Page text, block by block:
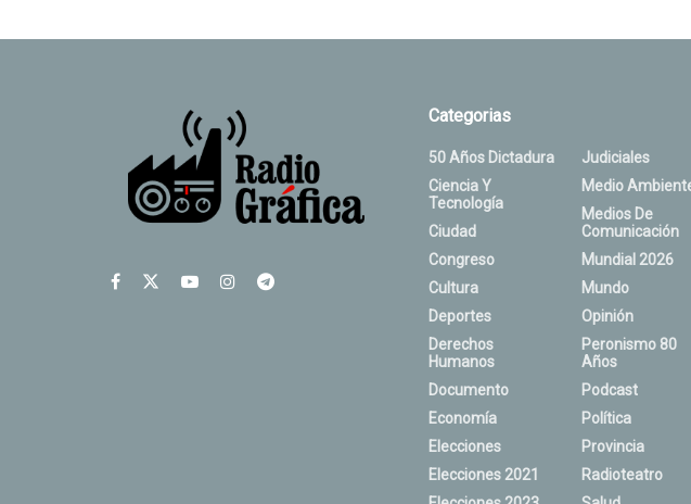
Categorias
50 Años Dictadura
Ciencia Y
Tecnología
Ciudad
Congreso
Cultura
Deportes
Derechos
Humanos
Documento
Economía
Elecciones
Elecciones 2021
Judiciales
Medio
Medios De
Comunicación
Mundial 2026
Mundo
Opinión
Peronismo 80
Años
Podcast
Política
Provincia
Radioteatro